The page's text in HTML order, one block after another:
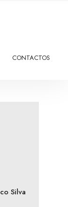
CONTACTOS
Silva